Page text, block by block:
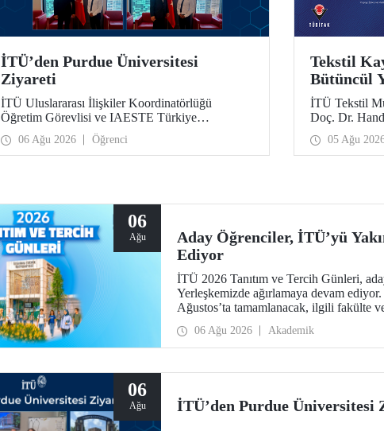
İTÜ’den Purdue Üniversitesi
Ziyareti
İTÜ Uluslararası İlişkiler Koordinatörlüğü
Öğretim Görevlisi ve IAESTE Türkiye
Sorumlusu Cahit Okan, akademik ilişkileri ve iş
birliğini geliştirmek amacıyla 20-27 Temmuz
tarihlerinde ABD’de dünyanın önde gelen
06 Ağu 2026 Öğrenci
Tekstil
Bütüncül
Analiz ve
Desteği
İTÜ Tekstil
Doç. Dr.
üstlendiği
Esaslı Tekstil
Bağlı Mikrolif
proje,
desteklenmeye
05 Ağu
06
Ağu
Aday Öğrenciler, İTÜ’yü
Ediyor
İTÜ 2026 Tanıtım ve Tercih Günleri,
Yerleşkemizde ağırlamaya devam
Ağustos’ta tamamlanacak, ilgili fakülte
06 Ağu 2026 Akademik
06
Ağu İTÜ’den Purdue Üniversitesi